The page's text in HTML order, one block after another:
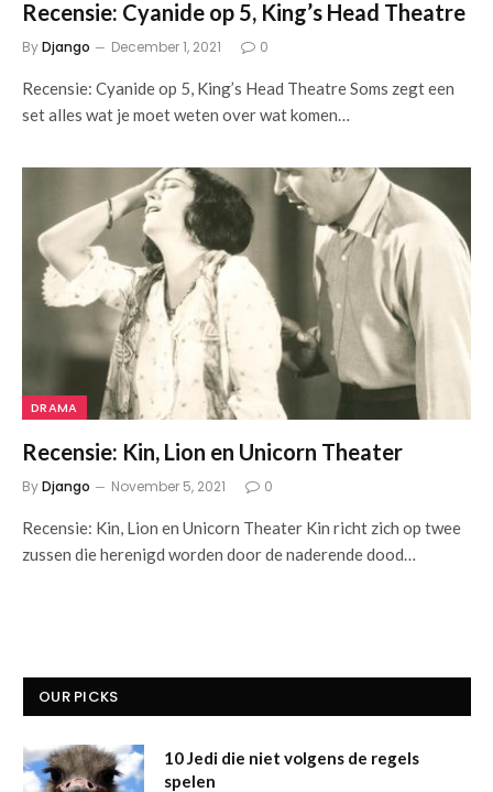
Recensie: Cyanide op 5, King’s Head Theatre
ByDjango December 1, 2021 0
Recensie: Cyanide op 5, King’s Head Theatre Soms zegt een
set alles wat je moet weten over wat komen…
DRAMA
Recensie: Kin, Lion en Unicorn Theater
ByDjango November 5, 2021 0
Recensie: Kin, Lion en Unicorn Theater Kin richt zich op twee
zussen die herenigd worden door de naderende dood…
OUR PICKS
10 Jedi die niet volgens de regels
spelen